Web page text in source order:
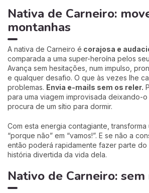
Nativa de Carneiro:
montanhas
A nativa de Carneiro é corajosa e
comparada a uma super-heroína pelos
Avança sem hesitações, num impulso,
e qualquer desafio. O que às vezes lhe
problemas. Envia e-mails sem os reler.
para uma viagem improvisada deixando-
procura de um sítio para dormir.
Com esta energia contagiante, transforma
“porque não” em “vamos!”. E se não a
então poderá rapidamente fazer parte do
história divertida da vida dela.
Nativo de Carneiro: sem